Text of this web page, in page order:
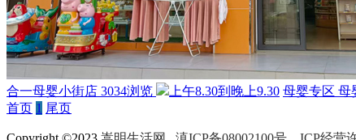
合一母婴小街店 3034浏览 上午8.30到晚上9.30 母婴专区 母
首页 1 尾页